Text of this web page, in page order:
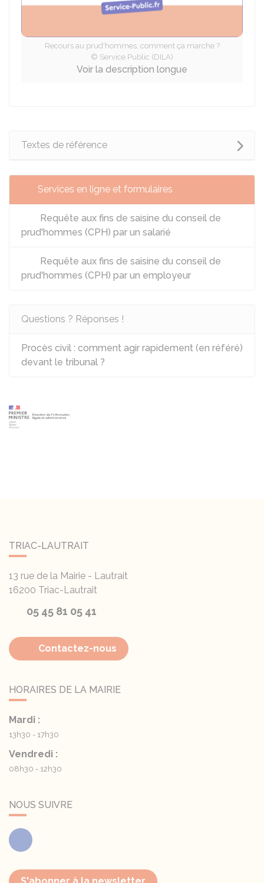
Recours au prud'hommes, comment ça marche ?
© Service Public (DILA)
Voir la description longue
Textes de référence
Services en ligne et formulaires
Requête aux fins de saisine du conseil de
prud'hommes (CPH) par un salarié
Requête aux fins de saisine du conseil de
prud'hommes (CPH) par un employeur
Questions ? Réponses !
Procès civil : comment agir rapidement (en référé)
devant le tribunal ?
TRIAC-LAUTRAIT
13 rue de la Mairie - Lautrait
16200 Triac-Lautrait
05 45 81 05 41
Contactez-nous
HORAIRES DE LA MAIRIE
Mardi :
13h30 - 17h30
Vendredi :
08h30 - 12h30
NOUS SUIVRE
Facebook
S'abonner à la newsletter